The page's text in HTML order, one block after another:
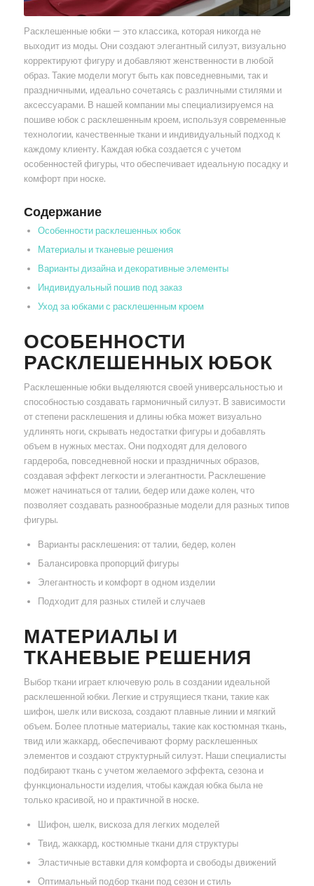
Расклешенные юбки — это классика, которая никогда не
выходит из моды. Они создают элегантный силуэт, визуально
корректируют фигуру и добавляют женственности в любой
образ. Такие модели могут быть как повседневными, так и
праздничными, идеально сочетаясь с различными стилями и
аксессуарами. В нашей компании мы специализируемся на
пошиве юбок с расклешенным кроем, используя современные
технологии, качественные ткани и индивидуальный подход к
каждому клиенту. Каждая юбка создается с учетом
особенностей фигуры, что обеспечивает идеальную посадку и
комфорт при носке.
Содержание
Особенности расклешенных юбок
Материалы и тканевые решения
Варианты дизайна и декоративные элементы
Индивидуальный пошив под заказ
Уход за юбками с расклешенным кроем
ОСОБЕННОСТИ
РАСКЛЕШЕННЫХ ЮБОК
Расклешенные юбки выделяются своей универсальностью и
способностью создавать гармоничный силуэт. В зависимости
от степени расклешения и длины юбка может визуально
удлинять ноги, скрывать недостатки фигуры и добавлять
объем в нужных местах. Они подходят для делового
гардероба, повседневной носки и праздничных образов,
создавая эффект легкости и элегантности. Расклешение
может начинаться от талии, бедер или даже колен, что
позволяет создавать разнообразные модели для разных типов
фигуры.
Варианты расклешения: от талии, бедер, колен
Балансировка пропорций фигуры
Элегантность и комфорт в одном изделии
Подходит для разных стилей и случаев
МАТЕРИАЛЫ И
ТКАНЕВЫЕ РЕШЕНИЯ
Выбор ткани играет ключевую роль в создании идеальной
расклешенной юбки. Легкие и струящиеся ткани, такие как
шифон, шелк или вискоза, создают плавные линии и мягкий
объем. Более плотные материалы, такие как костюмная ткань,
твид или жаккард, обеспечивают форму расклешенных
элементов и создают структурный силуэт. Наши специалисты
подбирают ткань с учетом желаемого эффекта, сезона и
функциональности изделия, чтобы каждая юбка была не
только красивой, но и практичной в носке.
Шифон, шелк, вискоза для легких моделей
Твид, жаккард, костюмные ткани для структуры
Эластичные вставки для комфорта и свободы движений
Оптимальный подбор ткани под сезон и стиль